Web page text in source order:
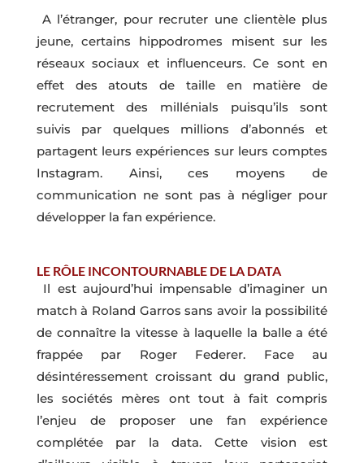
A l’étranger, pour recruter une clientèle plus
jeune, certains hippodromes misent sur les
réseaux sociaux et influenceurs. Ce sont en
effet des atouts de taille en matière de
recrutement des millénials puisqu’ils sont
suivis par quelques millions d’abonnés et
partagent leurs expériences sur leurs comptes
Instagram. Ainsi, ces moyens de
communication ne sont pas à négliger pour
développer la fan expérience.
LE RÔLE INCONTOURNABLE DE LA DATA
Il est aujourd’hui impensable d’imaginer un
match à Roland Garros sans avoir la possibilité
de connaître la vitesse à laquelle la balle a été
frappée par Roger Federer. Face au
désintéressement croissant du grand public,
les sociétés mères ont tout à fait compris
l’enjeu de proposer une fan expérience
complétée par la data. Cette vision est